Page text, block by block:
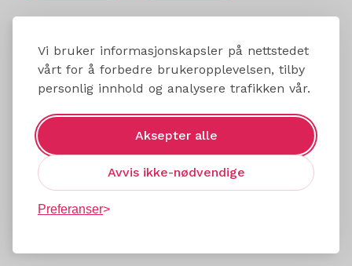
Vi bruker informasjonskapsler på nettstedet
vårt for å forbedre brukeropplevelsen, tilby
personlig innhold og analysere trafikken vår.
Aksepter alle
Avvis ikke-nødvendige
Preferanser